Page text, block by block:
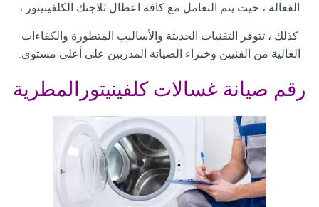
الفعالة ، حيث يتم التعامل مع كافة اعطال ثلاجتك الكلفينيتور ،
كذلك ، تتوفر التقنيات الحديثة والأساليب المتطورة والكفاءات
العالية من الفنيين وخبراء الصيانة المدربين على أعلى مستوى.
رقم صيانة غسالات كلفينيتورالمطرية